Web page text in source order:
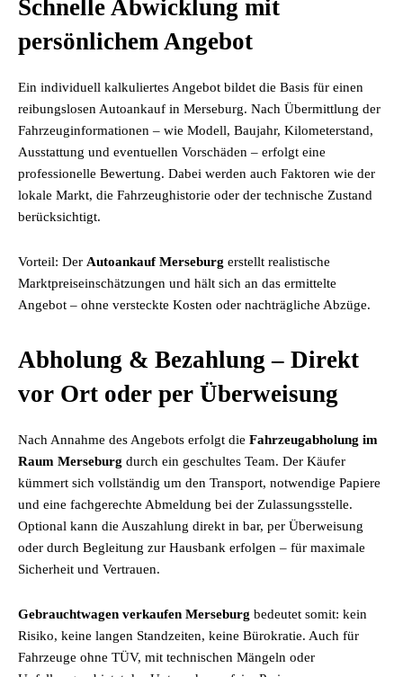
Schnelle Abwicklung mit
persönlichem Angebot
Ein individuell kalkuliertes Angebot bildet die Basis für einen
reibungslosen Autoankauf in Merseburg. Nach Übermittlung der
Fahrzeuginformationen – wie Modell, Baujahr, Kilometerstand,
Ausstattung und eventuellen Vorschäden – erfolgt eine
professionelle Bewertung. Dabei werden auch Faktoren wie der
lokale Markt, die Fahrzeughistorie oder der technische Zustand
berücksichtigt.
Vorteil: Der Autoankauf Merseburg erstellt realistische
Marktpreiseinschätzungen und hält sich an das ermittelte
Angebot – ohne versteckte Kosten oder nachträgliche Abzüge.
Abholung & Bezahlung – Direkt
vor Ort oder per Überweisung
Nach Annahme des Angebots erfolgt die Fahrzeugabholung im
Raum Merseburg durch ein geschultes Team. Der Käufer
kümmert sich vollständig um den Transport, notwendige Papiere
und eine fachgerechte Abmeldung bei der Zulassungsstelle.
Optional kann die Auszahlung direkt in bar, per Überweisung
oder durch Begleitung zur Hausbank erfolgen – für maximale
Sicherheit und Vertrauen.
Gebrauchtwagen verkaufen Merseburg bedeutet somit: kein
Risiko, keine langen Standzeiten, keine Bürokratie. Auch für
Fahrzeuge ohne TÜV, mit technischen Mängeln oder